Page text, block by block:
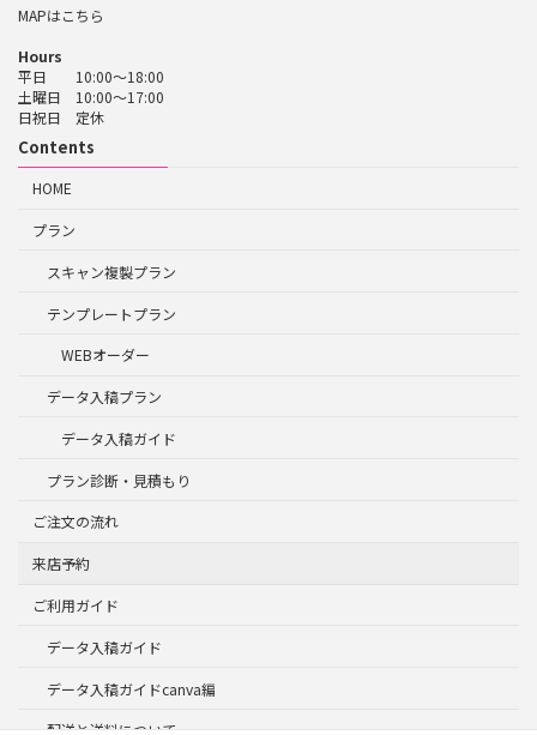
MAPはこちら
Hours
平日 10:00～18:00
土曜日 10:00～17:00
日祝日 定休
Contents
HOME
プラン
スキャン複製プラン
テンプレートプラン
WEBオーダー
データ入稿プラン
データ入稿ガイド
プラン診断・見積もり
ご注文の流れ
来店予約
ご利用ガイド
データ入稿ガイド
データ入稿ガイドcanva編
配送と送料について